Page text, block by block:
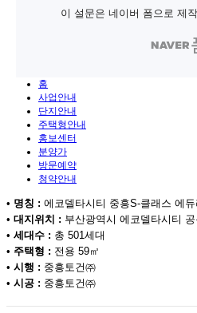
홈
사업안내
단지안내
주택형안내
홍보센터
분양가
방문예약
청약안내
• 명칭 : 에코델타시티 중흥S-클래스 에듀
• 대지위치 : 부산광역시 에코델타시티 공
• 세대수 : 총 501세대
• 주택형 : 전용 59㎡
• 시행 : 중흥토건㈜
• 시공 : 중흥토건㈜